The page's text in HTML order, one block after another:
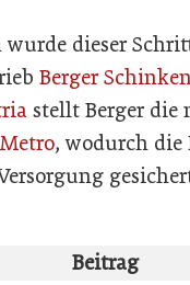
dieser
Berger
stellt Berger die
Metro, wodurch
Beitrag